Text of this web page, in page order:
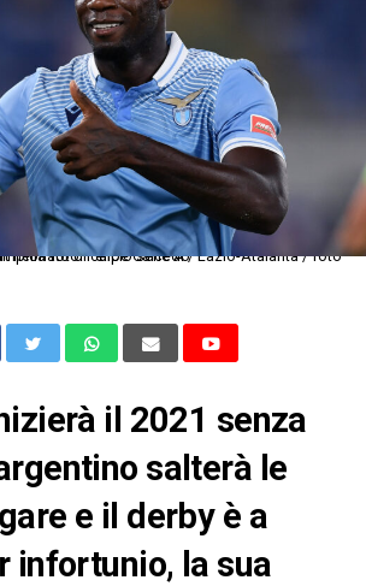
/ foto Daniele Buffa/Image Sport nella foto: Felipe Caicedo
il 2021 senza
salterà le
e il derby è a
infortunio, la sua